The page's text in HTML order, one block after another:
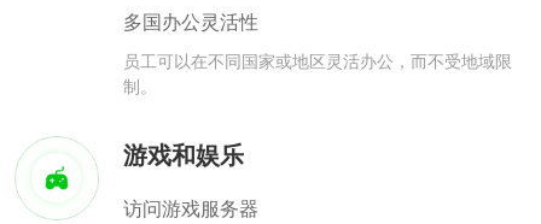
多国办公灵活性
员工可以在不同国家或地区灵活办公，而不受地域限
制。
游戏和娱乐
访问游戏服务器